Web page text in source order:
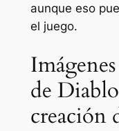
aunque eso
el juego.
de
creación